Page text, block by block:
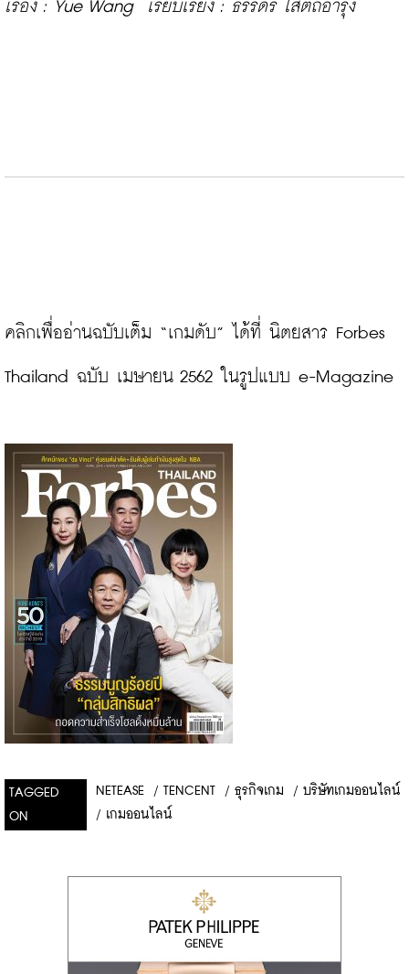
เรื่อง : Yue Wang  เรียบเรียง : ธรรดร โสตถิอำรุง
คลิกเพื่ออ่านฉบับเต็ม “เกมดับ” ได้ที่ นิตยสาร Forbes
Thailand ฉบับ เมษายน 2562 ในรูปแบบ e-Magazine
TAGGED
ON
NETEASE / TENCENT / ธุรกิจเกม / บริษัทเกมออนไลน์
/ เกมออนไลน์